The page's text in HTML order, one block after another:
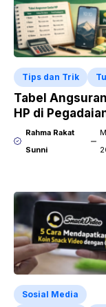
Tips dan Trik
Tabel
HP di
Simulasi
Sampai Cara
Rahma Rakat
Sunni
Sosial Media